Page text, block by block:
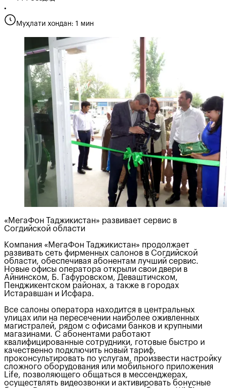
•
Муҳлати хондан: 1 мин
«МегаФон Таджикистан» развивает сервис в
Согдийской области
Компания «МегаФон Таджикистан» продолжает
развивать сеть фирменных салонов в Согдийской
области, обеспечивая абонентам лучший сервис.
Новые офисы оператора открыли свои двери в
Айнинском, Б. Гафуровском, Деваштичском,
Пенджикентском районах, а также в городах
Истаравшан и Исфара.
Все салоны оператора находится в центральных
улицах или на пересечении наиболее оживленных
магистралей, рядом с офисами банков и крупными
магазинами. С абонентами работают
квалифицированные сотрудники, готовые быстро и
качественно подключить новый тариф,
проконсультировать по услугам, произвести настройку
сложного оборудования или мобильного приложения
Life, позволяющего общаться в мессенджерах,
осуществлять видеозвонки и активировать бонусные